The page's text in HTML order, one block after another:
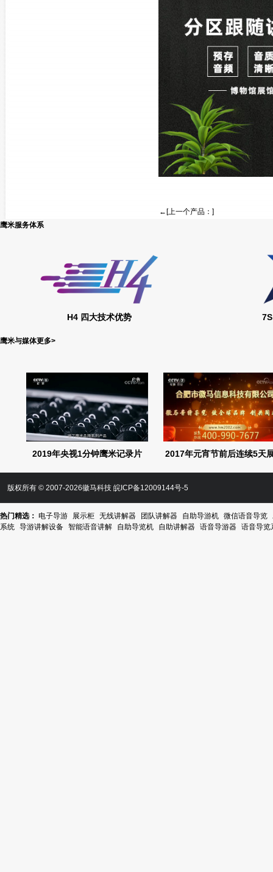
←[上一个产品：]
鹰米服务体系
H4 四大技术优势
鹰米与媒体更多>
2019年央视1分钟鹰米记录片 2017年元宵节前后连续5天
版权所有 © 2007-2026徽马科技 皖ICP备12009144号-5
热门精选： 电子导游 展示柜 无线讲解器 团队讲解器 自助导游机 微信语音导览
系统 导游讲解设备 智能语音讲解 自助导览机 自助讲解器 语音导游器 语音导览